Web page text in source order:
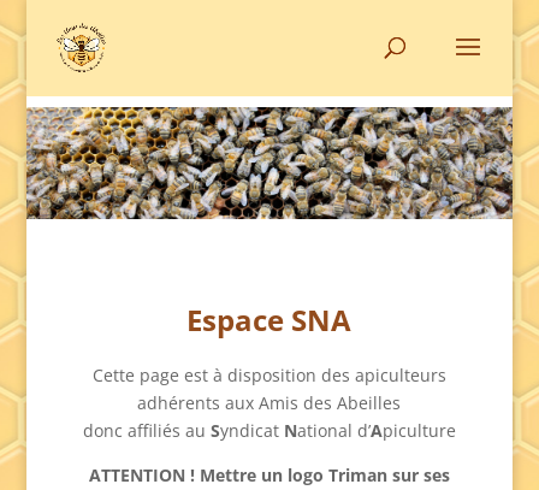
Espace SNA
Cette page est à disposition des apiculteurs
adhérents aux Amis des Abeilles
donc affiliés au Syndicat National d’Apiculture
ATTENTION ! Mettre un logo Triman sur ses